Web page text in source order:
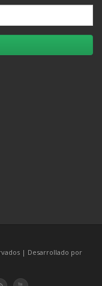
| Desarrollado por